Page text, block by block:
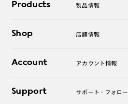
Products 製品情報
サングラス
コンタクトレンズ
アクセサリー
Shop 店舗情報
オンラインショップ
Account アカウント情報
ログアウト
Support サポート・フォロー